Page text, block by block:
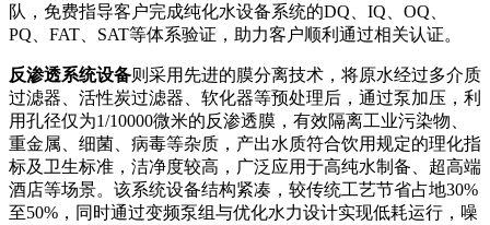
队，免费指导客户完成纯化水设备系统的DQ、IQ、OQ、
PQ、FAT、SAT等体系验证，助力客户顺利通过相关认证。
反渗透系统设备则采用先进的膜分离技术，将原水经过多介质
过滤器、活性炭过滤器、软化器等预处理后，通过泵加压，利
用孔径仅为1/10000微米的反渗透膜，有效隔离工业污染物、
重金属、细菌、病毒等杂质，产出水质符合饮用规定的理化指
标及卫生标准，洁净度较高，广泛应用于高纯水制备、超高端
酒店等场景。该系统设备结构紧凑，较传统工艺节省占地30%
至50%，同时通过变频泵组与优化水力设计实现低耗运行，噪